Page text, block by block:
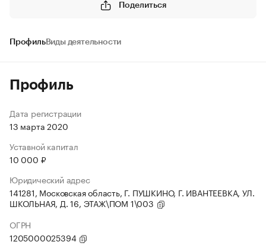
Поделиться
ПрофильВиды деятельности
Профиль
Дата регистрации
13 марта 2020
Уставной капитал
10 000 ₽
Юридический адрес
141281, Московская область, Г. ПУШКИНО, Г. ИВАНТЕЕВКА, УЛ.
ШКОЛЬНАЯ, Д. 16, ЭТАЖ\ПОМ 1\003
ОГРН
1205000025394